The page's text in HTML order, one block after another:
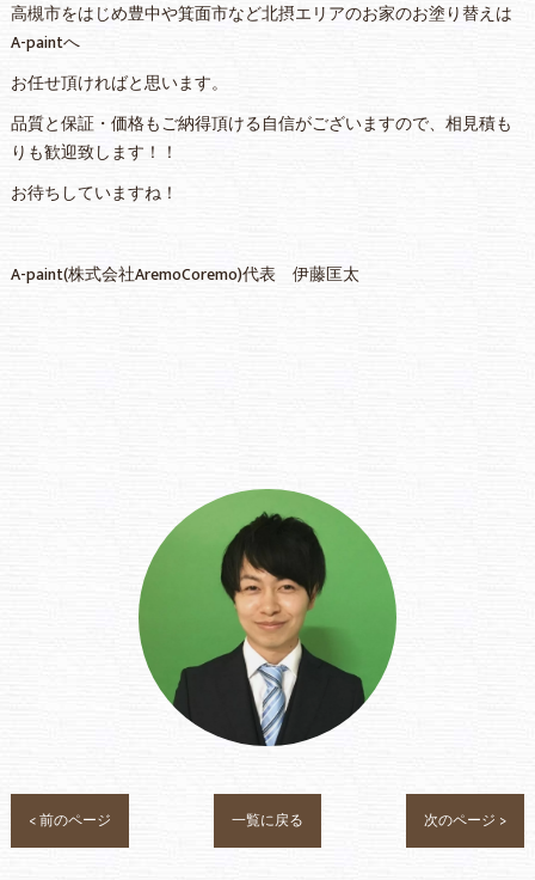
高槻市をはじめ豊中や箕面市など北摂エリアのお家のお塗り替えは
A-paintへ
お任せ頂ければと思います。
品質と保証・価格もご納得頂ける自信がございますので、相見積も
りも歓迎致します！！
お待ちしていますね！
A-paint(株式会社AremoCoremo)代表 伊藤匡太
< 前のページ 一覧に戻る 次のページ >